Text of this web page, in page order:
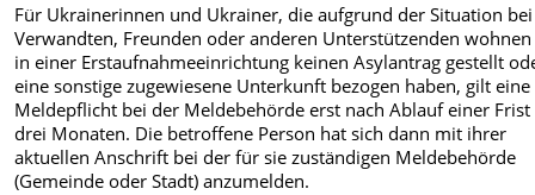
Für Ukrainerinnen und Ukrainer, die aufgrund der Situation bei
Verwandten, Freunden oder anderen Unterstützenden
in einer Erstaufnahmeeinrichtung keinen Asylantrag gestellt
eine sonstige zugewiesene Unterkunft bezogen haben, gilt eine
Meldepflicht bei der Meldebehörde erst nach Ablauf einer
drei Monaten. Die betroffene Person hat sich dann mit ihrer
aktuellen Anschrift bei der für sie zuständigen Meldebehörde
(Gemeinde oder Stadt) anzumelden.